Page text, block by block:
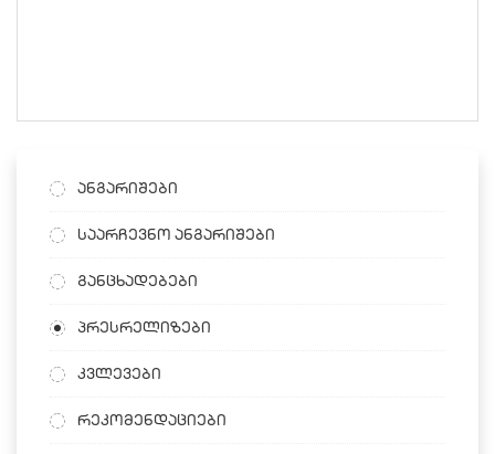
ანგარიშები
საარჩევნო ანგარიშები
განცხადებები
პრესრელიზები
კვლევები
რეკომენდაციები